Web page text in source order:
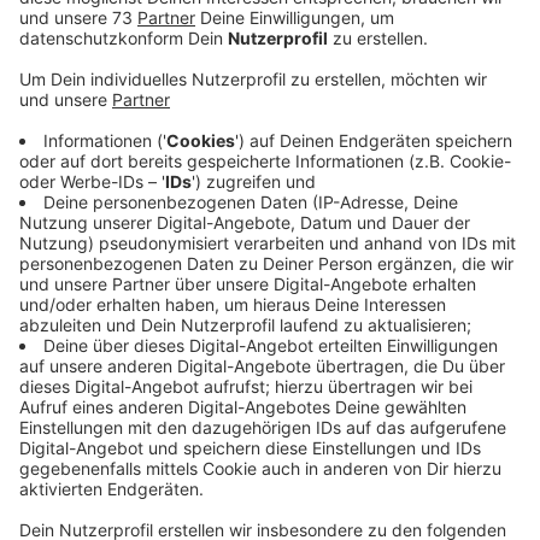
Schule. Wie das in Bocholt laufen soll, steht noch
nicht fest.
Veröffentlicht:Mittwoch, 08.12.2021 06:07
Anzeige
900.000€ für 1550 IPads
Anzeige
Klar ist aber, dass die Stadt erst einmal 900.000 Euro
bei Seite legen will. Das ist der Betrag, mit dem
nächstes Jahr 1550 IPads bezahlt werden sollen. Die
Versorgung mit Endgeräten liegt damit dann in den
städtischen Grundschulen bei 25 Prozent, in den